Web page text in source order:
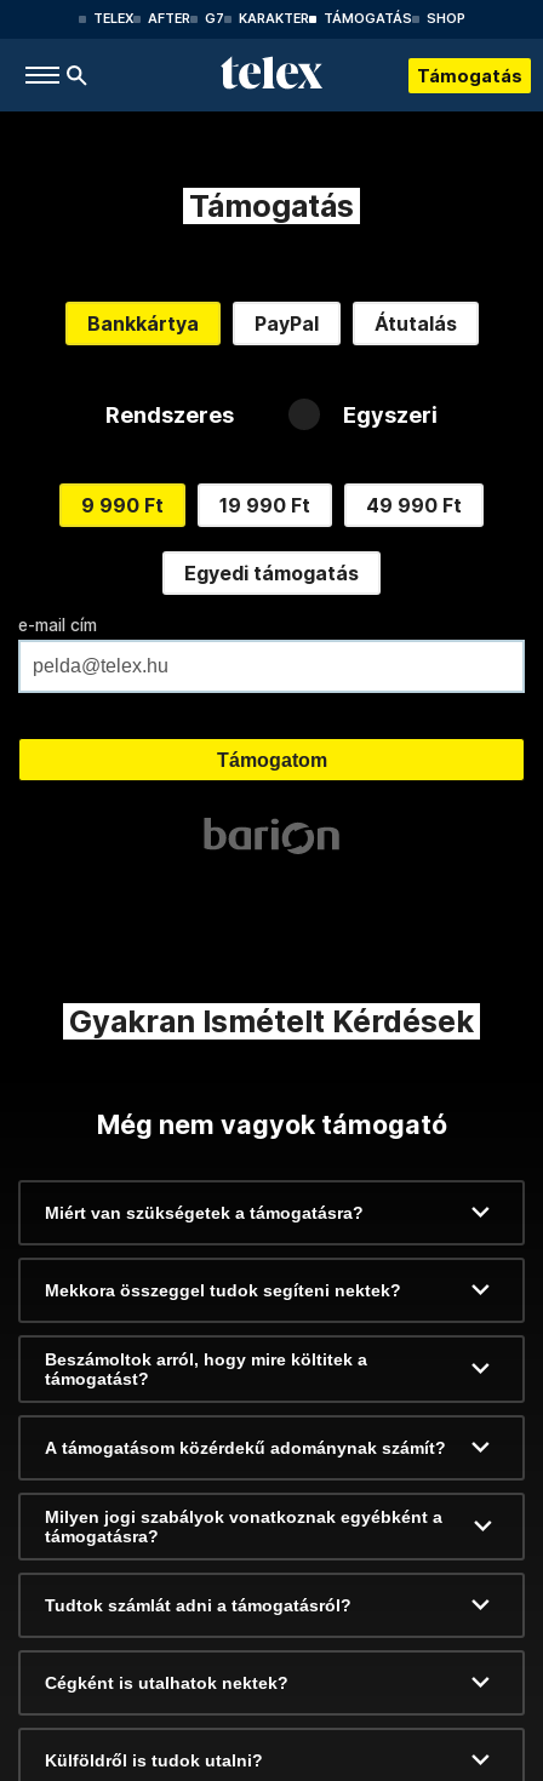
TELEX AFTER G7 KARAKTER TÁMOGATÁS SHOP
Támogatás
Támogatás
Bankkártya PayPal Átutalás
Rendszeres Egyszeri
9 990 Ft 19 990 Ft 49 990 Ft
Egyedi támogatás
e-mail cím
Gyakran Ismételt Kérdések
Még nem vagyok támogató
Miért van szükségetek a támogatásra?
Mekkora összeggel tudok segíteni nektek?
Beszámoltok arról, hogy mire költitek a
támogatást?
A támogatásom közérdekű adománynak számít?
Milyen jogi szabályok vonatkoznak egyébként a
támogatásra?
Tudtok számlát adni a támogatásról?
Cégként is utalhatok nektek?
Külföldről is tudok utalni?